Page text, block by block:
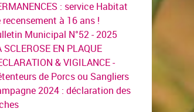
: service Habitat
recensement à 16 ans !
Municipal N°52 - 2025
SCLEROSE EN PLAQUE
& VIGILANCE -
de Porcs ou Sangliers
2024 : déclaration des